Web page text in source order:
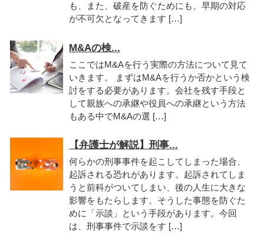
も、また、破産を防ぐためにも、早期の対応
が不可欠となってきます […]
M&Aの検...
ここではM&Aを行う実際の方法について見て
いきます。 まずはM&Aを行うか否かという検
討をする必要があります。会社を残す手段と
して親族への承継や役員への承継という方法
もある中でM&Aの選 […]
【弁護士が解説】刑事...
何らかの刑事事件を起こしてしまった場合、
起訴される恐れがあります。起訴されてしま
うと前科がついてしまい、後の人生に大きな
影響をもたらします。そうした事態を防ぐた
めに「示談」という手段があります。今回
は、刑事事件で示談をす […]